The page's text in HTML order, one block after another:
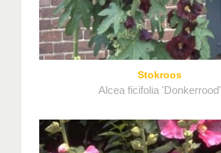
Stokroos
Alcea ficifolia 'Donkerrood'